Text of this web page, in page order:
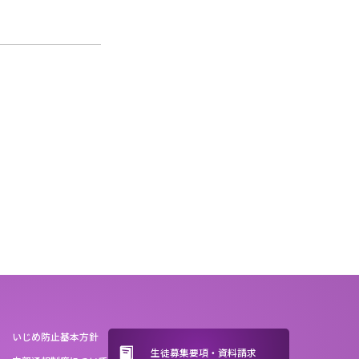
いじめ防止基本方針
生徒募集要項・資料請求